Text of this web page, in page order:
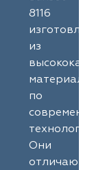
8116
из
по
Они